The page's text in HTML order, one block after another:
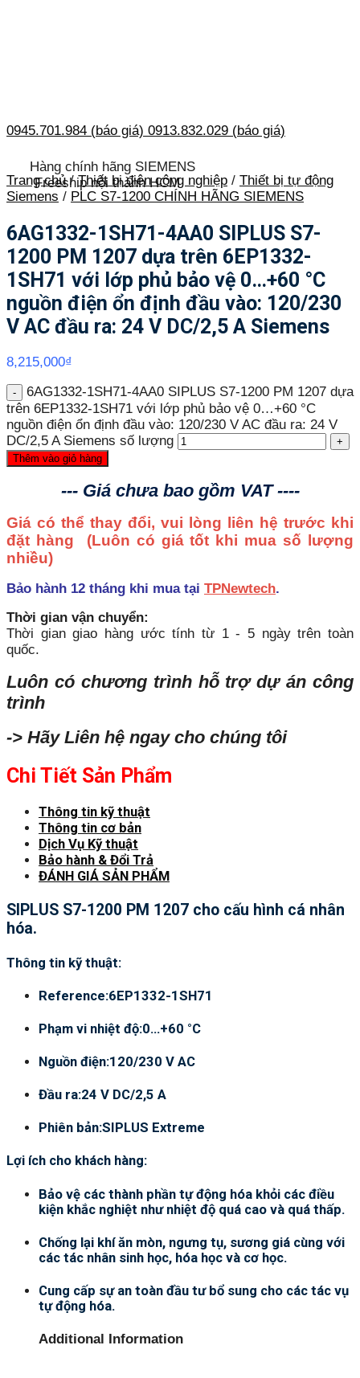
0945.701.984 (báo giá) 0913.832.029 (báo giá)
Hàng chính hãng SIEMENS
Freeship nội thành HCM
Trang chủ / Thiết bị điện công nghiệp / Thiết bị tự động
Siemens / PLC S7-1200 CHÍNH HÃNG SIEMENS
6AG1332-1SH71-4AA0 SIPLUS S7-
1200 PM 1207 dựa trên 6EP1332-
1SH71 với lớp phủ bảo vệ 0…+60 °C
nguồn điện ổn định đầu vào: 120/230
V AC đầu ra: 24 V DC/2,5 A Siemens
8,215,000₫
6AG1332-1SH71-4AA0 SIPLUS S7-1200 PM 1207 dựa
trên 6EP1332-1SH71 với lớp phủ bảo vệ 0…+60 °C
nguồn điện ổn định đầu vào: 120/230 V AC đầu ra: 24 V
DC/2,5 A Siemens số lượng
Thêm vào giỏ hàng
--- Giá chưa bao gồm VAT ----
Giá có thể thay đổi, vui lòng liên hệ trước khi
đặt hàng (Luôn có giá tốt khi mua số lượng
nhiều)
Bảo hành 12 tháng khi mua tại TPNewtech.
Thời gian vận chuyển:
Thời gian giao hàng ước tính từ 1 - 5 ngày trên toàn
quốc.
Luôn có chương trình hỗ trợ dự án công
trình
-> Hãy Liên hệ ngay cho chúng tôi
Chi Tiết Sản Phẩm
Thông tin kỹ thuật
Thông tin cơ bản
Dịch Vụ Kỹ thuật
Bảo hành & Đổi Trả
ĐÁNH GIÁ SẢN PHẨM
SIPLUS S7-1200 PM 1207 cho cấu hình cá nhân
hóa.
Thông tin kỹ thuật:
Reference:6EP1332-1SH71
Phạm vi nhiệt độ:0…+60 °C
Nguồn điện:120/230 V AC
Đầu ra:24 V DC/2,5 A
Phiên bản:SIPLUS Extreme
Lợi ích cho khách hàng:
Bảo vệ các thành phần tự động hóa khỏi các điều
kiện khắc nghiệt như nhiệt độ quá cao và quá thấp.
Chống lại khí ăn mòn, ngưng tụ, sương giá cùng với
các tác nhân sinh học, hóa học và cơ học.
Cung cấp sự an toàn đầu tư bổ sung cho các tác vụ
tự động hóa.
Additional Information